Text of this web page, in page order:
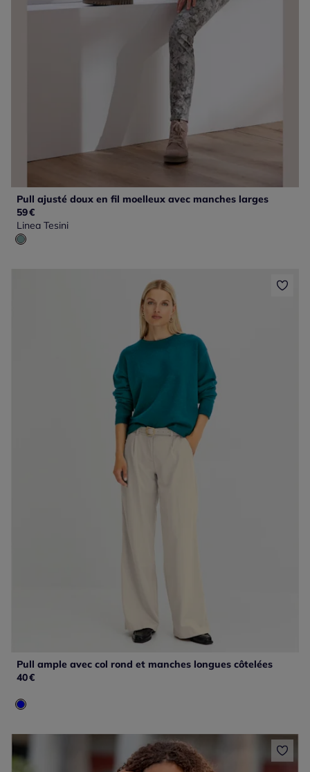
Pull ajusté doux en fil moelleux avec manches larges
59€
Linea Tesini
Pull ample avec col rond et manches longues côtelées
40€